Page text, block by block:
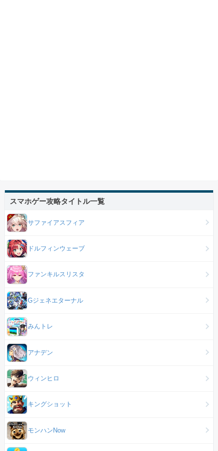
スマホゲー攻略タイトル一覧
サファイアスフィア
ドルフィンウェーブ
ファンキルスリスタ
Gジェネエターナル
みんトレ
アナデン
ウィンヒロ
キングショット
モンハンNow